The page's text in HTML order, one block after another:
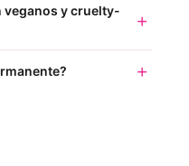
veganos y cruelty-